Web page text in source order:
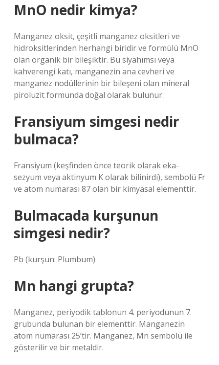
MnO nedir kimya?
Manganez oksit, çeşitli manganez oksitleri ve
hidroksitlerinden herhangi biridir ve formülü MnO
olan organik bir bileşiktir. Bu siyahımsı veya
kahverengi katı, manganezin ana cevheri ve
manganez nodüllerinin bir bileşeni olan mineral
piroluzit formunda doğal olarak bulunur.
Fransiyum simgesi nedir
bulmaca?
Fransiyum (keşfinden önce teorik olarak eka-
sezyum veya aktinyum K olarak bilinirdi), sembolü Fr
ve atom numarası 87 olan bir kimyasal elementtir.
Bulmacada kurşunun
simgesi nedir?
Pb (kurşun: Plumbum)
Mn hangi grupta?
Manganez, periyodik tablonun 4. periyodunun 7.
grubunda bulunan bir elementtir. Manganezin
atom numarası 25’tir. Manganez, Mn sembolü ile
gösterilir ve bir metaldir.